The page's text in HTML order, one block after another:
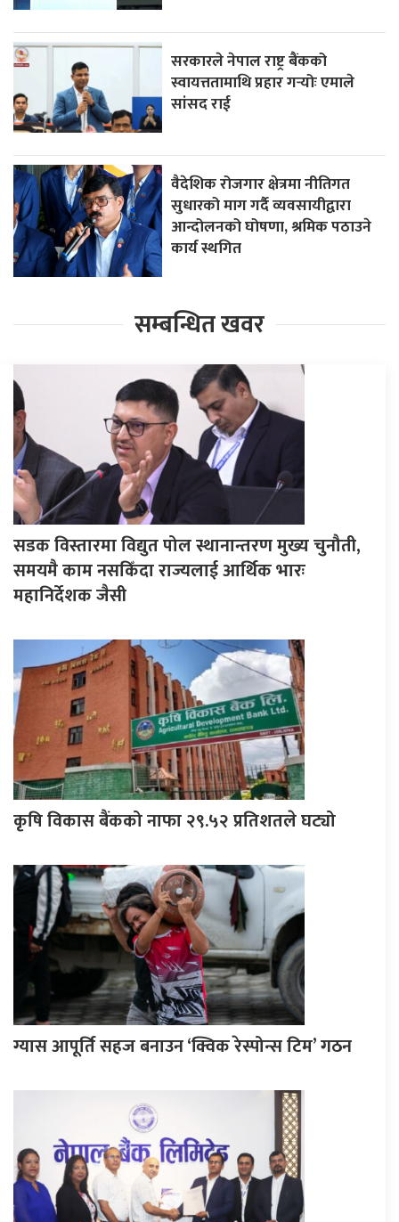
सरकारले नेपाल राष्ट्र बैंकको
स्वायत्ततामाथि प्रहार गर्‍योः एमाले
सांसद राई
वैदेशिक रोजगार क्षेत्रमा नीतिगत
सुधारको माग गर्दै व्यवसायीद्वारा
आन्दोलनको घोषणा, श्रमिक पठाउने
कार्य स्थगित
सम्बन्धित खवर
सडक विस्तारमा विद्युत पोल स्थानान्तरण मुख्य चुनौती,
समयमै काम नसकिँदा राज्यलाई आर्थिक भारः
महानिर्देशक जैसी
कृषि विकास बैंकको नाफा २९.५२ प्रतिशतले घट्यो
ग्यास आपूर्ति सहज बनाउन ‘क्विक रेस्पोन्स टिम’ गठन